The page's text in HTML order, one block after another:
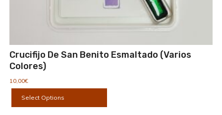
Crucifijo De San Benito Esmaltado (varios
Colores)
10,00€
Select Options